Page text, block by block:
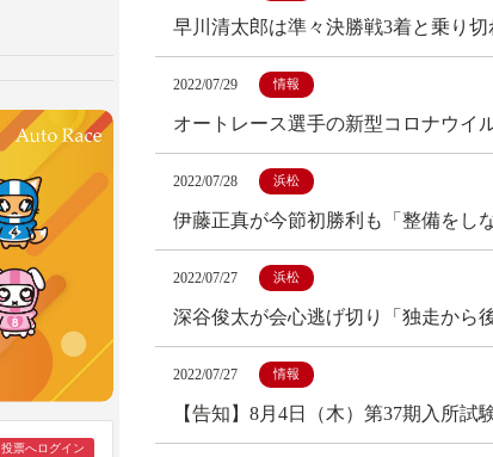
投票へログイン
早川清太郎は準々決勝戦3着と乗り
2022/07/29 情報
オートレース選手の新型コロナウイ
2022/07/28 浜松
伊藤正真が今節初勝利も「整備をし
2022/07/27 浜松
深谷俊太が会心逃げ切り「独走から
2022/07/27 情報
【告知】8月4日（木）第37期入所試